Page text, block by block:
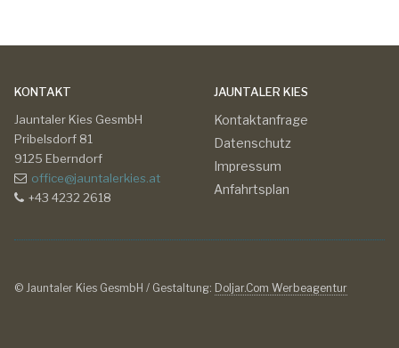
KONTAKT
Jauntaler Kies GesmbH
Pribelsdorf 81
9125 Eberndorf
office@jauntalerkies.at
+43 4232 2618
JAUNTALER KIES
Kontaktanfrage
Datenschutz
Impressum
Anfahrtsplan
© Jauntaler Kies GesmbH / Gestaltung: Doljar.Com Werbeagentur